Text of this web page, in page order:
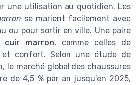
une utilisation au quotidien. Les
se marient facilement avec
ou pour sortir en ville. Une paire
cuir marron, comme celles de
confort. Selon une étude de
le marché global des chaussures
de 4,5 % par an jusqu'en 2025,